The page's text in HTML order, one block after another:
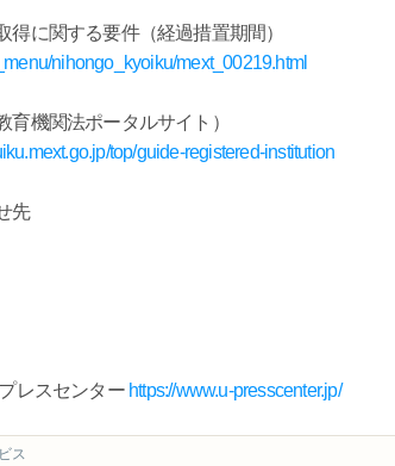
得に関する要件（経過措置期間）
nihongo_kyoiku/mext_00219.html
育機関法ポータルサイト）
top/guide-registered-institution
先
レスセンター https://www.u-presscenter.jp/
ス